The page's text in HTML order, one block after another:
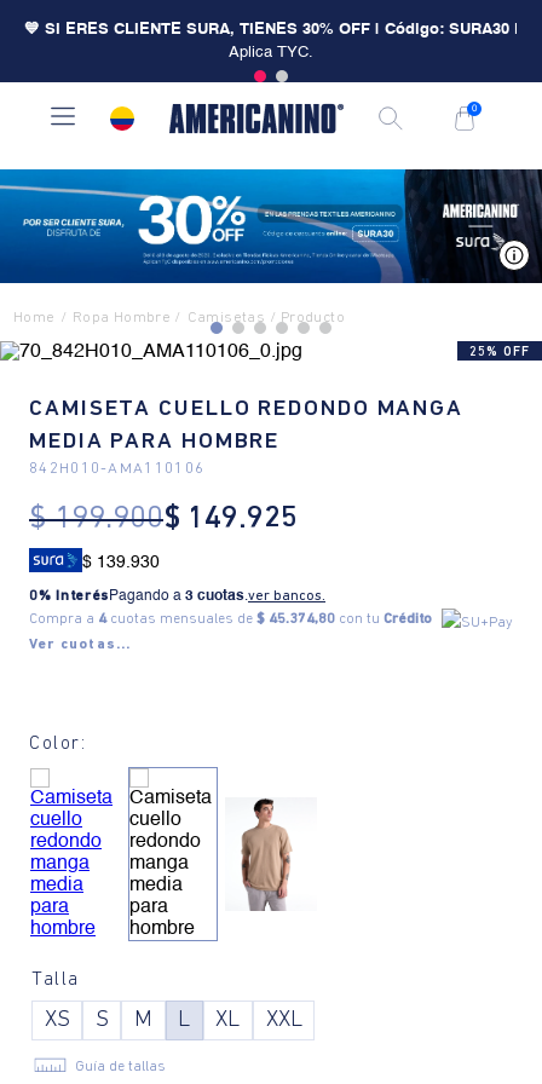
💙 SI ERES CLIENTE SURA, TIENES 30% OFF | Código: SURA30
Aplica TYC.
0
Ropa Hombre Camisetas
25% OFF
CAMISETA CUELLO REDONDO MANGA
MEDIA PARA HOMBRE
842H010-AMA110106
$ 199.900$ 149.925
$ 139.930
0% Interés Pagando a 3 cuotas.ver bancos.
Compra a 4cuotas mensuales de $ 45.374,80 con tu Crédito
Ver cuotas...
Color:
Talla
XS S M L XL XXL
Guía de tallas